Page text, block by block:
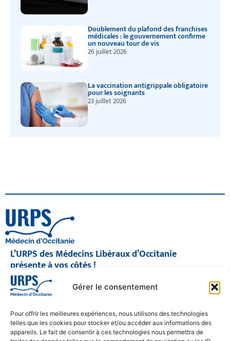
Gérer le consentement
Pour offrir les meilleures expériences, nous utilisons des technologies
telles que les cookies pour stocker et/ou accéder aux informations des
appareils. Le fait de consentir à ces technologies nous permettra de
Doublement du plafond des franchises
médicales : le gouvernement confirme
un nouveau tour de vis
26 juillet 2026
La vaccination antigrippale obligatoire
pour les soignants
23 juillet 2026
L’URPS des Médecins Libéraux d’Occitanie
présente à vos côtés !
© 2026 URPS médecin d'Occitanie
Siège social : 1300 Avenue Albert Einstein, 34000 Montpellier
05 61 15 80 90
Accueil : Lundi au Vendredi | 08h30 – 17h30